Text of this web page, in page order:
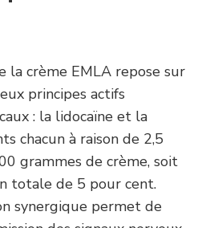
la crème EMLA repose sur
principes actifs
: la lidocaïne et la
chacun à raison de 2,5
grammes de crème, soit
totale de 5 pour cent.
synergique permet de